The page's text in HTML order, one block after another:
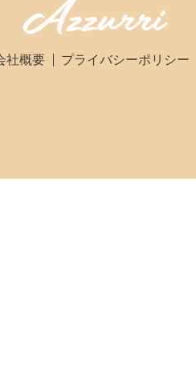
社概要 プライバシーポリシー